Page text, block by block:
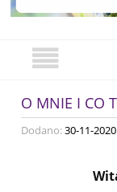
O MNIE I CO
Dodano:30-11-2020